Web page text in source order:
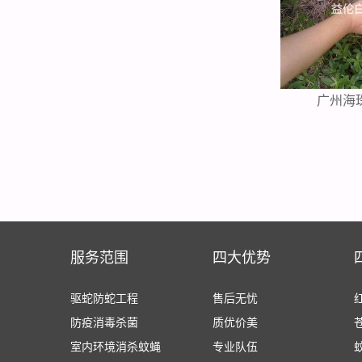
广州海
服务范围
驱蛇防蛇工程
防疫消毒杀菌
室内环境消杀蚊蝇
四大优势
售后无忧
质优价美
专业队伍